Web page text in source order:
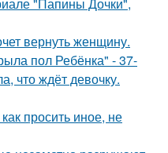
"Папины Дочки",
вернуть женщину.
пол Ребёнка" - 37-
что ждёт девочку.
просить иное, не